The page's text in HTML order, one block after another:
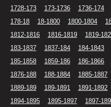
1728-173
173-1736 1736-174
178-18
18-1800 1800-1804
1812-1816
1816-1819 1819-182
183-1837
1837-184 184-1843
185-1858
1859-186 186-1866
1876-188
188-1884 1885-1887
1889-189
189-1891 1891-1892
1894-1895
1895-1897 1897-